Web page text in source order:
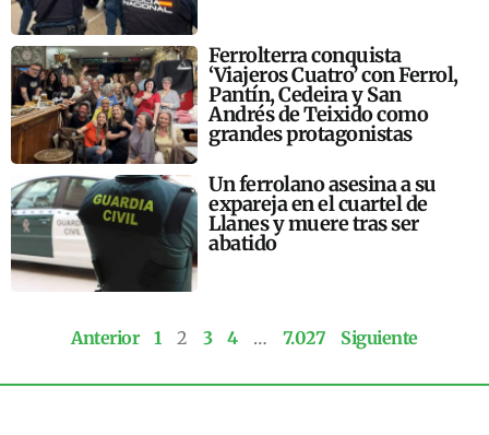
Ferrolterra conquista
‘Viajeros Cuatro’ con Ferrol,
Pantín, Cedeira y San
Andrés de Teixido como
grandes protagonistas
Un ferrolano asesina a su
expareja en el cuartel de
Llanes y muere tras ser
abatido
Anterior 1 2 3 4 … 7.027 Siguiente